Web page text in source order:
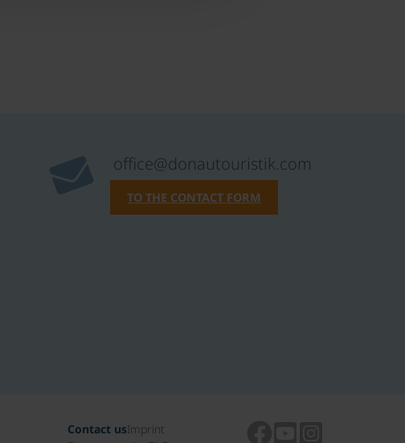
office@donautouristik.com
TO THE CONTACT FORM
Contact usImprint